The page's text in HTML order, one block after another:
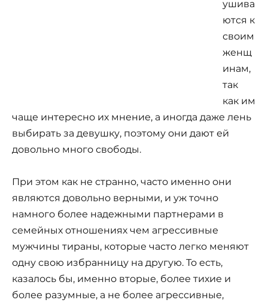
ушива
ются к
своим
женщ
инам,
так
как им
чаще интересно их мнение, а иногда даже лень
выбирать за девушку, поэтому они дают ей
довольно много свободы.
При этом как не странно, часто именно они
являются довольно верными, и уж точно
намного более надежными партнерами в
семейных отношениях чем агрессивные
мужчины тираны, которые часто легко меняют
одну свою избранницу на другую. То есть,
казалось бы, именно вторые, более тихие и
более разумные, а не более агрессивные,